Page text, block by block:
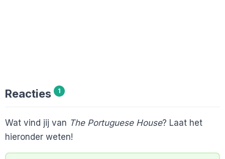
Reacties 1
Wat vind jij van The Portuguese House? Laat het
hieronder weten!